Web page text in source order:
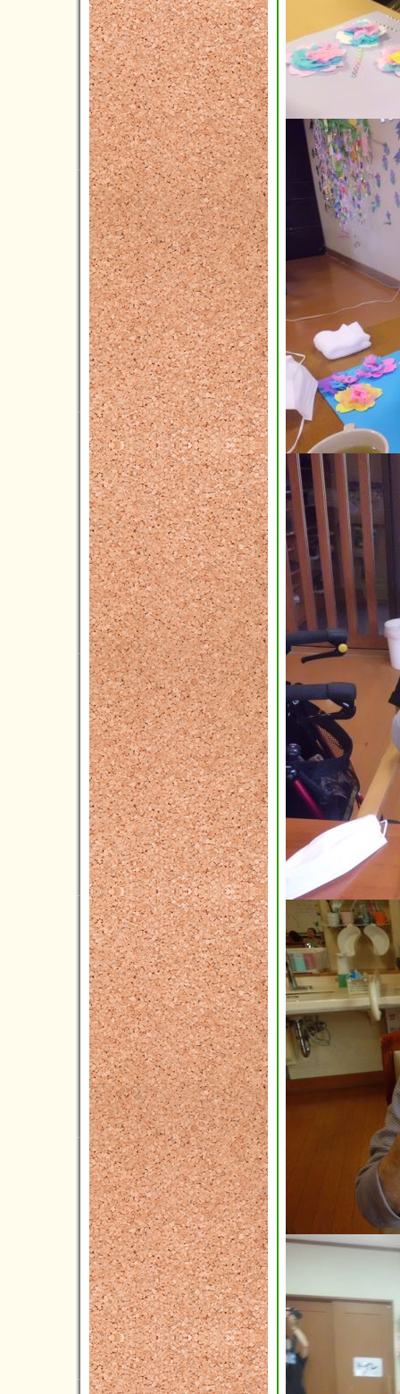
2014年02月(1)
2014年01月(1)
2013年12月(3)
2013年11月(4)
2013年10月(5)
2013年09月(3)
2013年08月(4)
2013年07月(4)
2013年06月(4)
2013年05月(5)
2013年04月(4)
2013年03月(1)
2013年02月(1)
2013年01月(1)
2012年12月(2)
2012年11月(6)
2012年10月(3)
2012年09月(4)
2012年08月(5)
2012年07月(4)
2012年06月(4)
2012年05月(2)